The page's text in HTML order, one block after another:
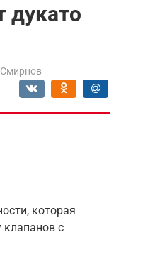
дукато
которая
клапанов с